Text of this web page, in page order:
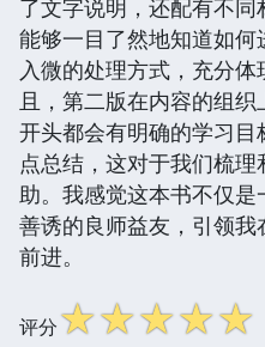
了文字说明，还配有不
能够一目了然地知道如
入微的处理方式，充分
且，第二版在内容的组
开头都会有明确的学习
点总结，这对于我们梳
助。我感觉这本书不仅
善诱的良师益友，引领
前进。
评分☆☆☆☆☆